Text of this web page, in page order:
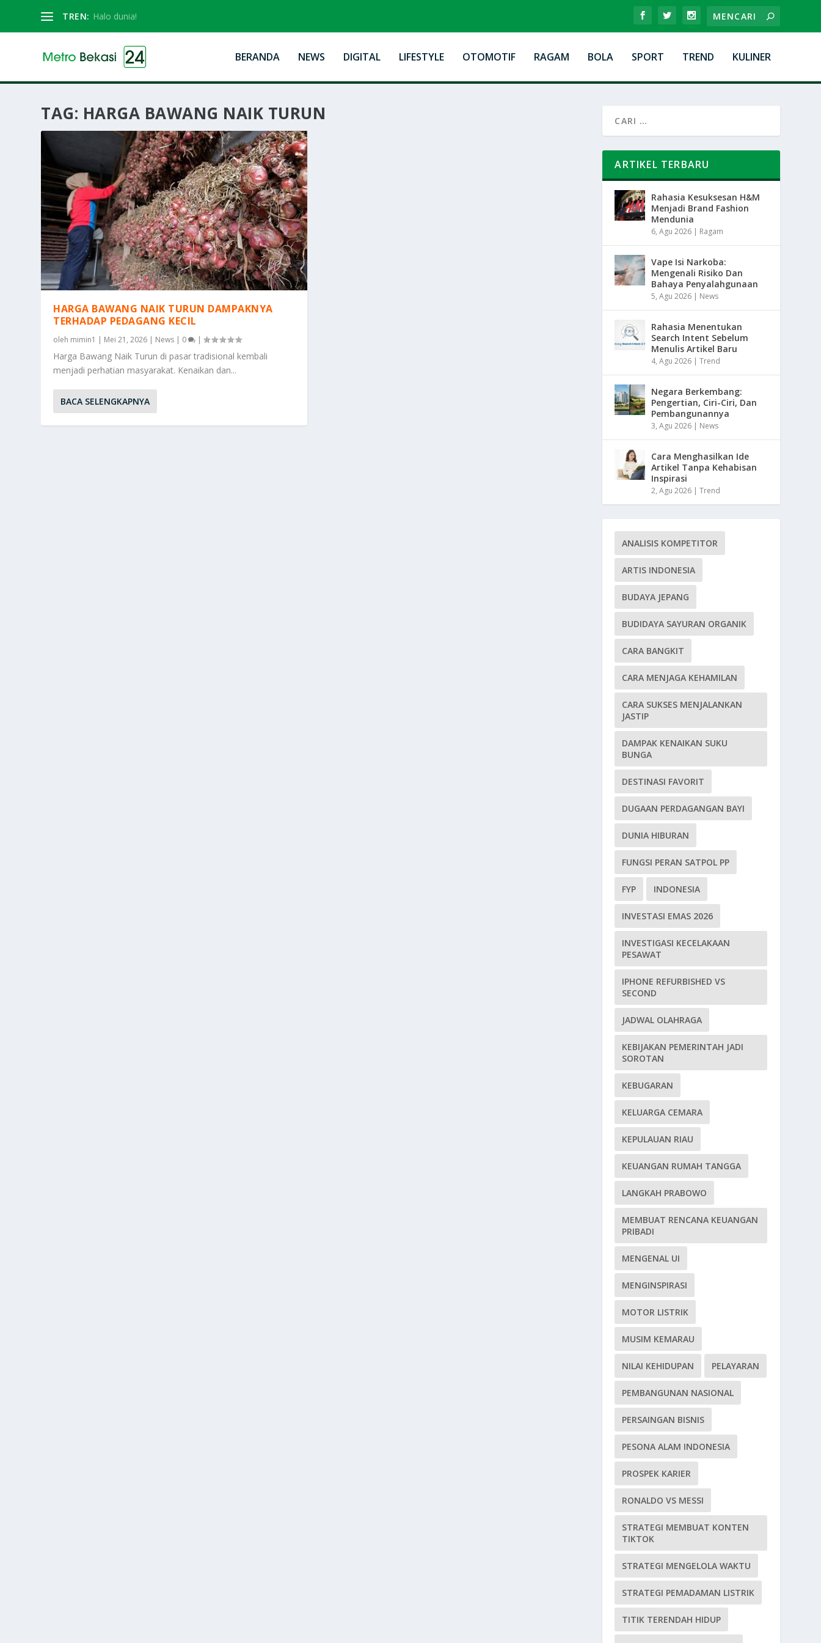
TREN: Halo dunia!
BERANDA NEWS DIGITAL LIFESTYLE OTOMOTIF RAGAM BOLA SPORT TREND KULINER
TAG: HARGA BAWANG NAIK TURUN
HARGA BAWANG NAIK TURUN DAMPAKNYA
TERHADAP PEDAGANG KECIL
oleh mimin1 | Mei 21, 2026 | News | 0 |
Harga Bawang Naik Turun di pasar tradisional kembali
menjadi perhatian masyarakat. Kenaikan dan...
BACA SELENGKAPNYA
ARTIKEL TERBARU
Rahasia Kesuksesan H&M
Menjadi Brand Fashion
Mendunia
6, Agu 2026 | Ragam
Vape Isi Narkoba:
Mengenali Risiko Dan
Bahaya Penyalahgunaan
5, Agu 2026 | News
Rahasia Menentukan
Search Intent Sebelum
Menulis Artikel Baru
4, Agu 2026 |Trend
Negara Berkembang:
Pengertian, Ciri-Ciri, Dan
Pembangunannya
3, Agu 2026 | News
Cara Menghasilkan Ide
Artikel Tanpa Kehabisan
Inspirasi
2, Agu 2026 |Trend
ANALISIS KOMPETITOR
ARTIS INDONESIA
BUDAYA JEPANG
BUDIDAYA SAYURAN ORGANIK
CARA BANGKIT
CARA MENJAGA KEHAMILAN
CARA SUKSES MENJALANKAN
JASTIP
DAMPAK KENAIKAN SUKU
BUNGA
DESTINASI FAVORIT
DUGAAN PERDAGANGAN BAYI
DUNIA HIBURAN
FUNGSI PERAN SATPOL PP
FYP INDONESIA
INVESTASI EMAS 2026
INVESTIGASI KECELAKAAN
PESAWAT
IPHONE REFURBISHED VS
SECOND
JADWAL OLAHRAGA
KEBIJAKAN PEMERINTAH JADI
SOROTAN
KEBUGARAN
KELUARGA CEMARA
KEPULAUAN RIAU
KEUANGAN RUMAH TANGGA
LANGKAH PRABOWO
MEMBUAT RENCANA KEUANGAN
PRIBADI
MENGENAL UI
MENGINSPIRASI
MOTOR LISTRIK
MUSIM KEMARAU
NILAI KEHIDUPAN PELAYARAN
PEMBANGUNAN NASIONAL
PERSAINGAN BISNIS
PESONA ALAM INDONESIA
PROSPEK KARIER
RONALDO VS MESSI
STRATEGI MEMBUAT KONTEN
TIKTOK
STRATEGI MENGELOLA WAKTU
STRATEGI PEMADAMAN LISTRIK
TITIK TERENDAH HIDUP